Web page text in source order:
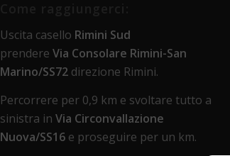
Uscita casello Rimini Sud
prendere Via Consolare Rimini-San
Marino/SS72direzione Rimini.
Percorrere per 0,9 km e svoltare tutto a
sinistra in Via Circonvallazione
Nuova/SS16e proseguire per un km.